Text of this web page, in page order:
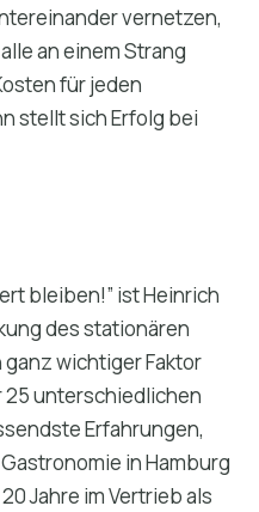
vernetzen,
an einem Strang
für jeden
stellt sich Erfolg bei
bleiben!” ist Heinrich
des stationären
wichtiger Faktor
25 unterschiedlichen
Erfahrungen,
in Hamburg
Jahre im Vertrieb als